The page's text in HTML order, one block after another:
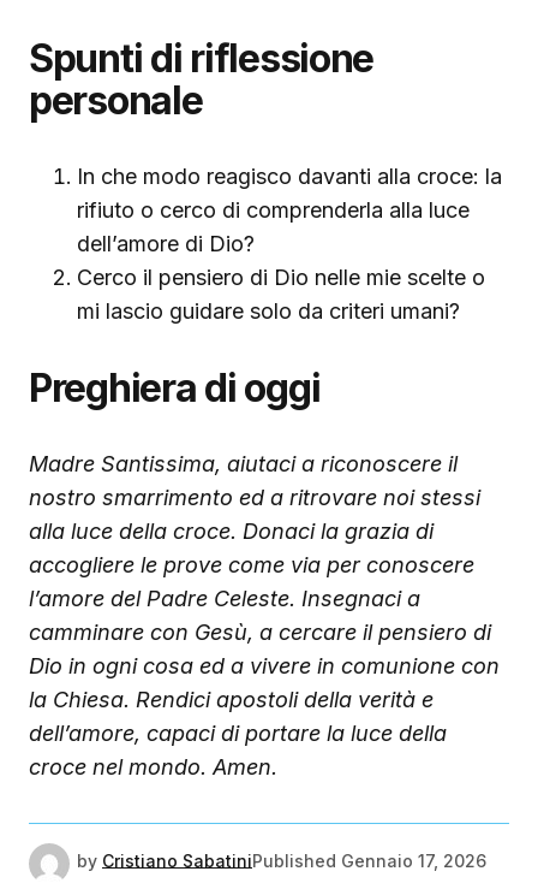
Spunti di riflessione
personale
In che modo reagisco davanti alla croce: la
rifiuto o cerco di comprenderla alla luce
dell’amore di Dio?
Cerco il pensiero di Dio nelle mie scelte o
mi lascio guidare solo da criteri umani?
Preghiera di oggi
Madre Santissima, aiutaci a riconoscere il
nostro smarrimento ed a ritrovare noi stessi
alla luce della croce. Donaci la grazia di
accogliere le prove come via per conoscere
l’amore del Padre Celeste. Insegnaci a
camminare con Gesù, a cercare il pensiero di
Dio in ogni cosa ed a vivere in comunione con
la Chiesa. Rendici apostoli della verità e
dell’amore, capaci di portare la luce della
croce nel mondo. Amen.
by Cristiano SabatiniPublished Gennaio 17, 2026